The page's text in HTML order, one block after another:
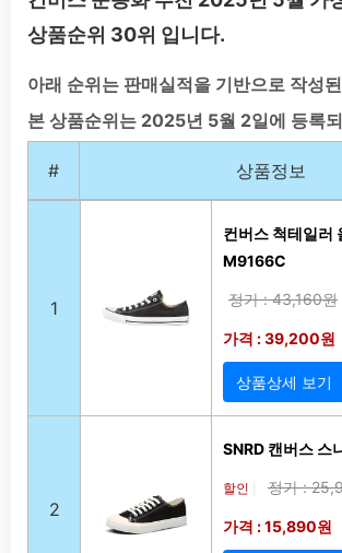
상품순위 30위 입니다.
아래 순위는 판매실적을 기반으로 작성
본 상품순위는 2025년 5월 2일에 등록
# 상품정보
1
컨버스 척테일러
M9166C
정가 : 43,160원
가격 : 39,200원
상품상세 보기
2
SNRD 캔버스 스
할인 정가 :
가격 : 15,890원